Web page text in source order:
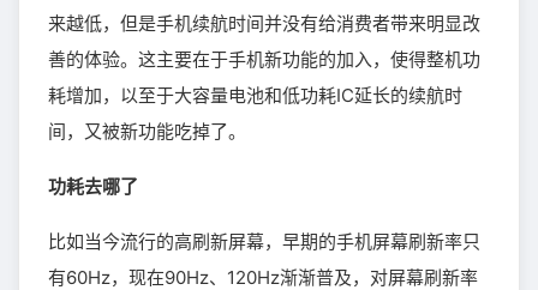
来越低，但是手机续航时间并没有给消费者带来明显改
善的体验。这主要在于手机新功能的加入，使得整机功
耗增加，以至于大容量电池和低功耗IC延长的续航时
间，又被新功能吃掉了。
功耗去哪了
比如当今流行的高刷新屏幕，早期的手机屏幕刷新率只
有60Hz，现在90Hz、120Hz渐渐普及，对屏幕刷新率